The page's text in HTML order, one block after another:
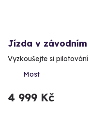
Jízda v závodním
Vyzkoušejte si
Most
4 999 Kč